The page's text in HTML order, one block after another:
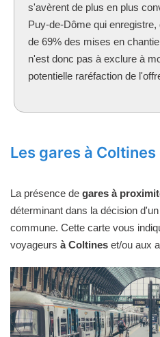
s'avèrent de plus en plus
Puy-de-Dôme qui
de 69% des mises en
n'est donc pas à exclure à
potentielle raréfaction de
Les gares à
La présence de gares à
déterminant dans la décision
commune. Cette carte vous
voyageurs à Coltines et/ou aux